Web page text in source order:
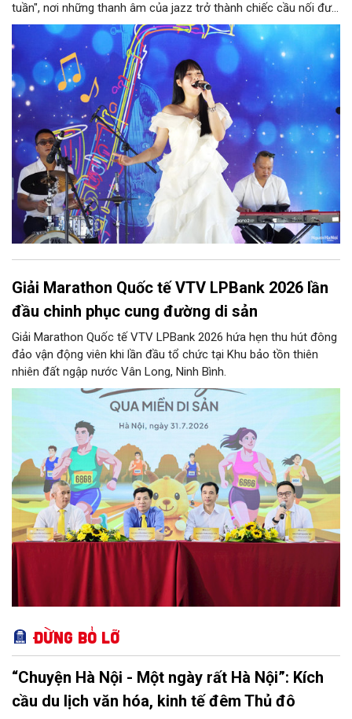
tuần", nơi những thanh âm của jazz trở thành chiếc cầu nối đưa
nhiều nền văn hóa gặp gỡ trong không gian di sản giữa lòng Thủ
đô. Từ những tác phẩm kinh điển của thế giới đến những giai
điệu Việt Nam đậm chất tự sự, chương trình mở ra một hành
trình thưởng thức âm nhạc đa tầng cảm xúc, góp phần bồi đắp
diện mạo văn hóa của Hà Nội - Thành phố sáng tạo.
Giải Marathon Quốc tế VTV LPBank 2026 lần
đầu chinh phục cung đường di sản
Giải Marathon Quốc tế VTV LPBank 2026 hứa hẹn thu hút đông
đảo vận động viên khi lần đầu tổ chức tại Khu bảo tồn thiên
nhiên đất ngập nước Vân Long, Ninh Bình.
Đừng bỏ lỡ
“Chuyện Hà Nội - Một ngày rất Hà Nội”: Kích
cầu du lịch văn hóa, kinh tế đêm Thủ đô